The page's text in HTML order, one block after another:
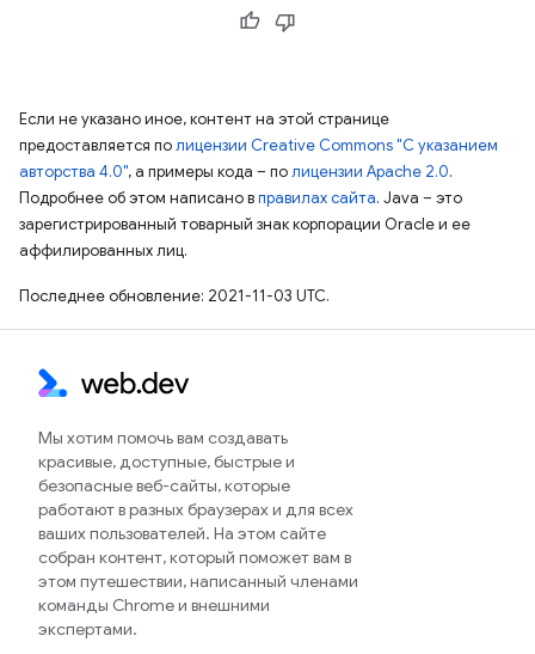
Если не указано иное, контент на этой странице
предоставляется полицензии Creative Commons "С указанием
авторства 4.0", а примеры кода – полицензии Apache 2.0.
Подробнее об этом написано вправилах сайта. Java – это
зарегистрированный товарный знак корпорации Oracle и ее
аффилированных лиц.
Последнее обновление: 2021-11-03 UTC.
Мы хотим помочь вам создавать
красивые, доступные, быстрые и
безопасные веб-сайты, которые
работают в разных браузерах и для всех
ваших пользователей. На этом сайте
собран контент, который поможет вам в
этом путешествии, написанный членами
команды Chrome и внешними
экспертами.